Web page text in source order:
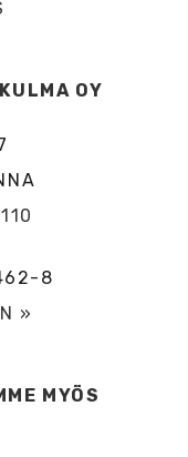
OY
8
»
MYÖS